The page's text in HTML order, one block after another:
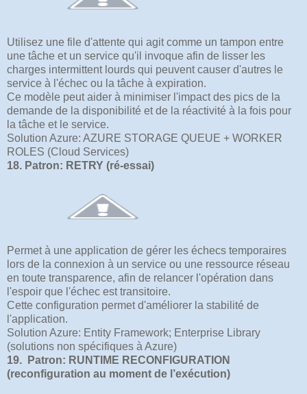
Utilisez une file d'attente qui agit comme un tampon entre
une tâche et un service qu'il invoque afin de lisser les
charges intermittent lourds qui peuvent causer d'autres le
service à l'échec ou la tâche à expiration.
Ce modèle peut aider à minimiser l'impact des pics de la
demande de la disponibilité et de la réactivité à la fois pour
la tâche et le service.
Solution Azure: AZURE STORAGE QUEUE + WORKER
ROLES (Cloud Services)
18. Patron: RETRY (ré-essai)
Permet à une application de gérer les échecs temporaires
lors de la connexion à un service ou une ressource réseau
en toute transparence, afin de relancer l'opération dans
l'espoir que l'échec est transitoire.
Cette configuration permet d'améliorer la stabilité de
l'application.
Solution Azure: Entity Framework; Enterprise Library
(solutions non spécifiques à Azure)
19. Patron: RUNTIME RECONFIGURATION
(reconfiguration au moment de l’exécution)